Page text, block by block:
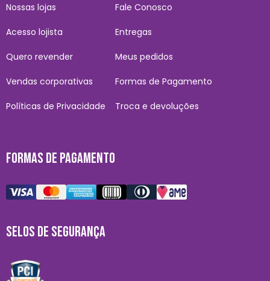
Nossas lojas
Acesso lojista
Quero revender
Vendas corporativas
Políticas de Privacidade
Fale Conosco
Entregas
Meus pedidos
Formas de Pagamento
Troca e devoluções
FORMAS DE PAGAMENTO
SELOS DE SEGURANÇA